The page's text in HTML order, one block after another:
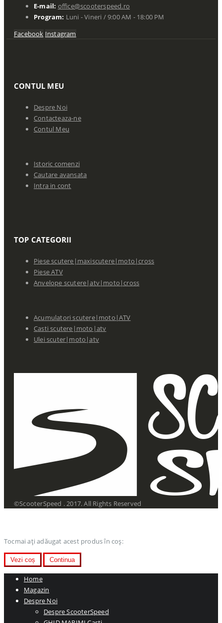
E-mail: office@scooterspeed.ro
Program: Luni - Vineri / 9:00 AM - 18:00 PM
Facebook Instagram
CONTUL MEU
Despre Noi
Contacteaza-ne
Contul Meu
Istoric comenzi
Cautare avansata
Intra in cont
TOP CATEGORII
Piese scutere|maxiscutere|moto|cross
Piese ATV
Anvelope scutere|atv|moto|cross
Acumulatori scutere|moto|ATV
Casti scutere|moto|atv
Ulei scuter|moto|atv
©ScooterSpeed . 2017. All Rights Reserved
Tocmai ați adăugat acest produs în coș:
Vezi coș Continua
Home
Magazin
Despre Noi
Despre ScooterSpeed